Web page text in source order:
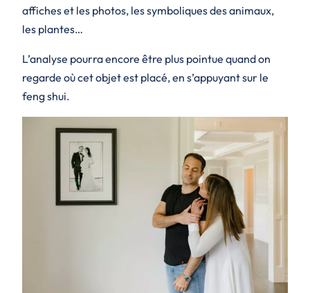
affiches et les photos, les symboliques des animaux,
les plantes…
L’analyse pourra encore être plus pointue quand on
regarde où cet objet est placé, en s’appuyant sur le
feng shui.